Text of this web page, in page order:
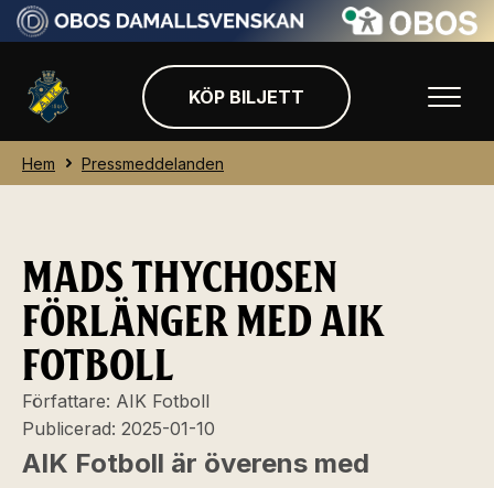
KÖP BILJETT
Hem Pressmeddelanden
MADS THYCHOSEN
FÖRLÄNGER MED AIK
FOTBOLL
Författare: AIK Fotboll
Publicerad: 2025-01-10
AIK Fotboll är överens med